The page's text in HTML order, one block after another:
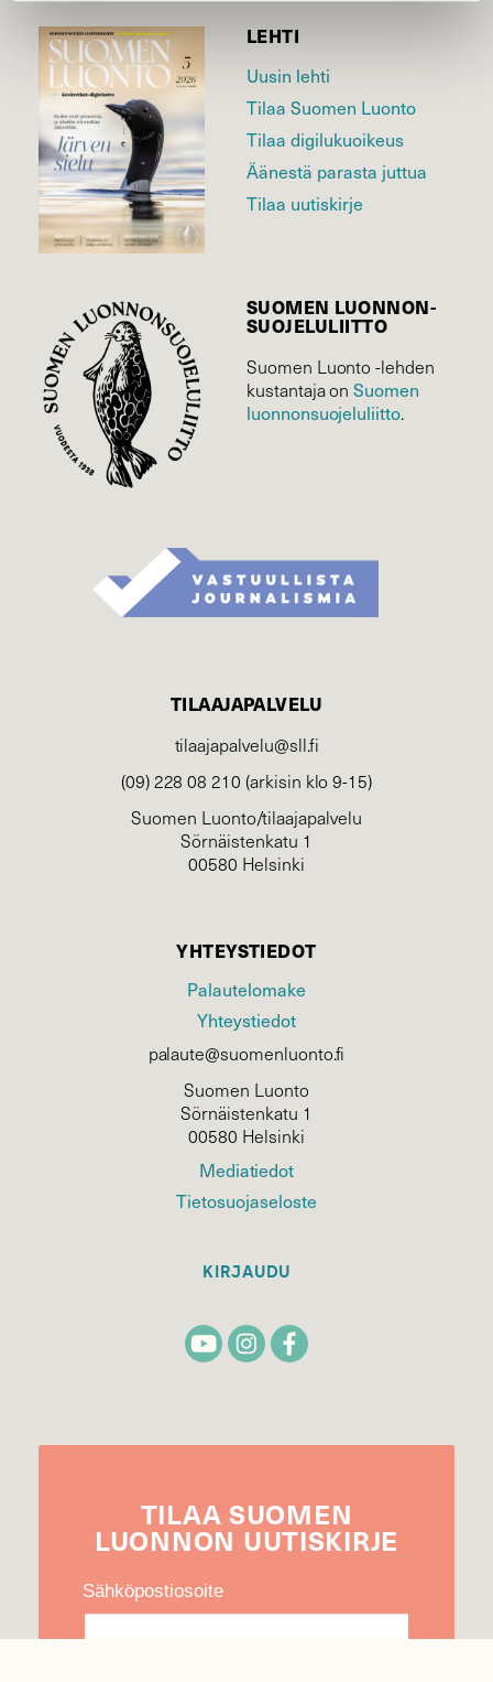
LEHTI
Uusin lehti
Tilaa Suomen Luonto
Tilaa digilukuoikeus
Äänestä parasta juttua
Tilaa uutiskirje
SUOMEN LUONNON­
SUOJELU­LIITTO
Suomen Luonto -lehden
kustantaja onSuomen
luonnonsuojelu­liitto.
TILAAJAPALVELU
tilaajapalvelu@sll.fi
(09) 228 08 210 (arkisin klo 9-15)
Suomen Luonto/tilaajapalvelu
Sörnäistenkatu 1
00580 Helsinki
YHTEYSTIEDOT
Palautelomake
Yhteystiedot
palaute@suomenluonto.fi
Suomen Luonto
Sörnäistenkatu 1
00580 Helsinki
Mediatiedot
Tietosuojaseloste
KIRJAUDU
TILAA SUOMEN
LUONNON UUTIS­KIRJE
Sähköpostiosoite